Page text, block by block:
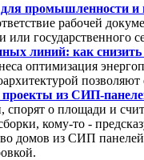
промышленности и
рабочей
государственного
линий: как
оптимизация
из СИП-
о площади и
кому-то -
домов из СИП